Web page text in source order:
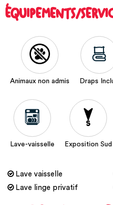
ÉQUIPEMENTS/
Animaux non admis Draps
Lave-vaisselle Exposition Sud
Lave vaisselle
Lave linge privatif